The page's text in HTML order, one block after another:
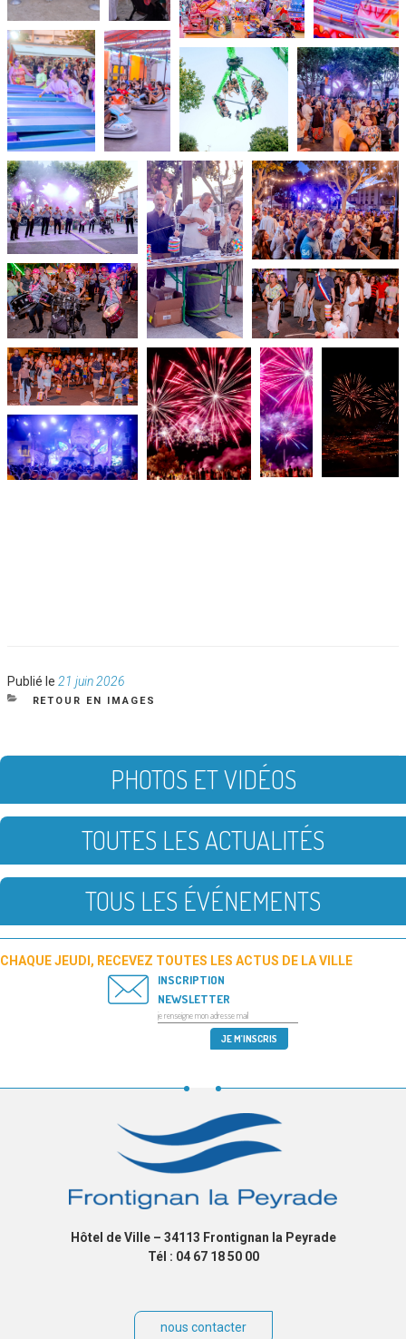
Publié le Publié
le
21 juin 2026
CATÉGORIES
RETOUR EN IMAGES
PHOTOS ET VIDÉOS
TOUTES LES ACTUALITÉS
TOUS LES ÉVÉNEMENTS
CHAQUE JEUDI, RECEVEZ TOUTES LES ACTUS DE LA VILLE
INSCRIPTION
NEWSLETTER
Hôtel de Ville – 34113 Frontignan la Peyrade
Tél : 04 67 18 50 00
nous contacter